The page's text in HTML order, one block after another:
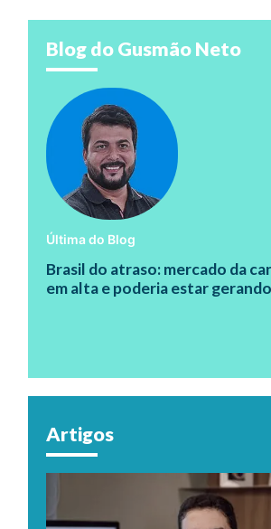
Blog do Gusmão Neto
Última do Blog
Brasil do atraso: mercado da
em alta e poderia estar
Artigos